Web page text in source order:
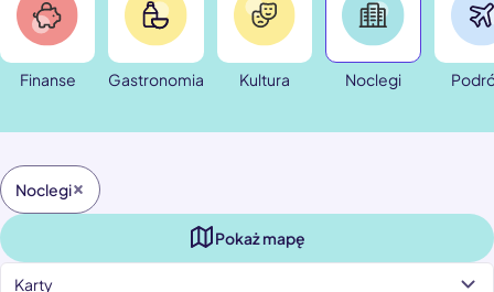
Finanse Gastronomia Kultura Noclegi
Noclegi
Pokaż mapę
Karty